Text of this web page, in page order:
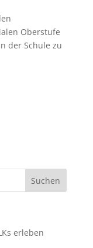
Oberstufe
der Schule zu
erleben